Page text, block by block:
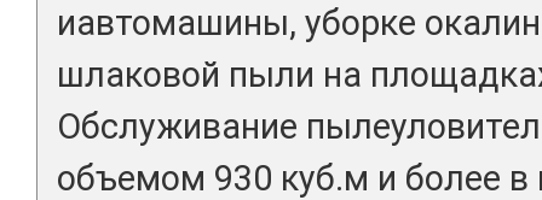
иавтомашины, уборке
шлаковой пыли на
Обслуживание
объемом 930 куб.м и более в